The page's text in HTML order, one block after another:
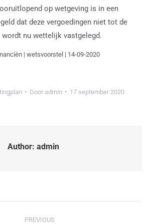
op wetgeving is in een
dat deze vergoedingen niet tot de
nu wettelijk vastgelegd.
| wetsvoorstel | 14-09-2020
Door admin 17 september 2020
Author: admin
PREVIOUS